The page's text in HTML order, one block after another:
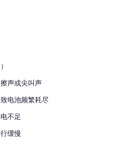
声或尖叫声
电池频繁耗尽
不足
缓慢